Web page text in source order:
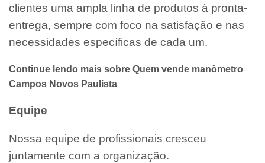
clientes uma ampla linha de produtos à pronta-
entrega, sempre com foco na satisfação e nas
necessidades específicas de cada um.
Continue lendo mais sobre Quem vende manômetro
Campos Novos Paulista
Equipe
Nossa equipe de profissionais cresceu
juntamente com a organização.